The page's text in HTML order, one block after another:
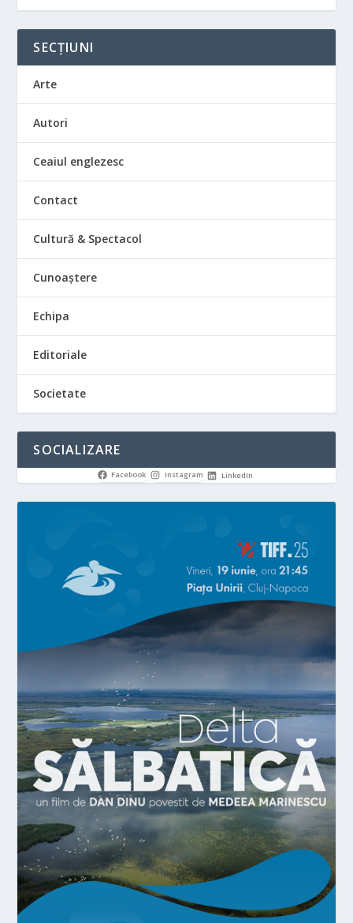
SECȚIUNI
Arte
Autori
Ceaiul englezesc
Contact
Cultură & Spectacol
Cunoaștere
Echipa
Editoriale
Societate
SOCIALIZARE
Facebook Instagram LinkedIn